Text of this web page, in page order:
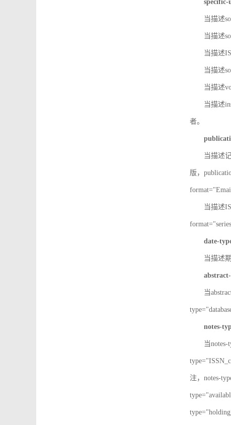
specific-
当描述
当描述
当描述
当描述
当描述
当描述
者。
当描述
版，
当描述
date-
当描述
当
notes-
当
注，notes-